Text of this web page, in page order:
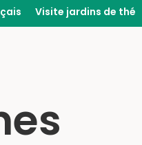
Visite jardins de thé